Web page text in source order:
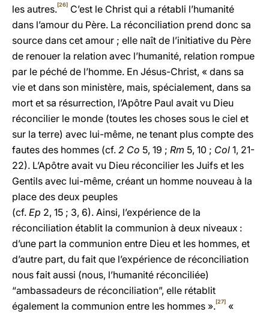
les autres.[26] C’est le Christ qui a rétabli l’humanité
dans l’amour du Père. La réconciliation prend donc sa
source dans cet amour ; elle naît de l’initiative du Père
de renouer la relation avec l’humanité, relation rompue
par le péché de l’homme. En Jésus-Christ, « dans sa
vie et dans son ministère, mais, spécialement, dans sa
mort et sa résurrection, l’Apôtre Paul avait vu Dieu
réconcilier le monde (toutes les choses sous le ciel et
sur la terre) avec lui-même, ne tenant plus compte des
fautes des hommes (cf. 2 Co 5, 19 ; Rm 5, 10 ; Col 1, 21-
22). L’Apôtre avait vu Dieu réconcilier les Juifs et les
Gentils avec lui-même, créant un homme nouveau à la
place des deux peuples
(cf. Ep 2, 15 ; 3, 6). Ainsi, l’expérience de la
réconciliation établit la communion à deux niveaux :
d’une part la communion entre Dieu et les hommes, et
d’autre part, du fait que l’expérience de réconciliation
nous fait aussi (nous, l’humanité réconciliée)
“ambassadeurs de réconciliation”, elle rétablit
également la communion entre les hommes ».[27] «